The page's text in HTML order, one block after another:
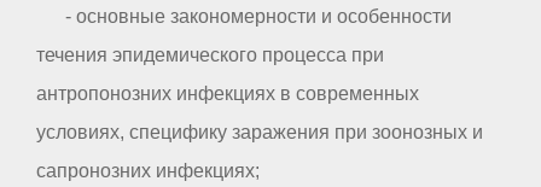
- основные закономерности и особенности
течения эпидемического процесса при
антропонозних инфекциях в современных
условиях, специфику заражения при зоонозных и
сапронозних инфекциях;